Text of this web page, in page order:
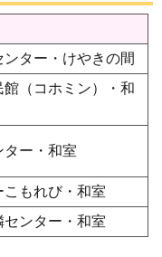
ター・けやきの間
（コホミン）・和
ター・和室
もれび・和室
センター・和室